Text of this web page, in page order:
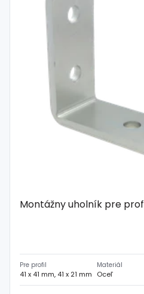
Montážny uholník pre
Pre profil
41 x 41 mm, 41 x 21 mm
Materiál
Oceľ